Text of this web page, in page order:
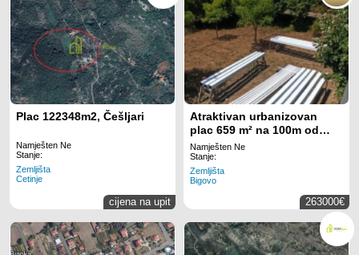
Plac 122348m2, Češljari
Namješten Ne
Stanje:
Zemljišta
Cetinje
cijena na upit
Atraktivan urbanizovan
plac 659 m² na 100m od
mora – Bigovo, Kotor
Namješten Ne
Stanje:
Zemljišta
Bigovo
263000€